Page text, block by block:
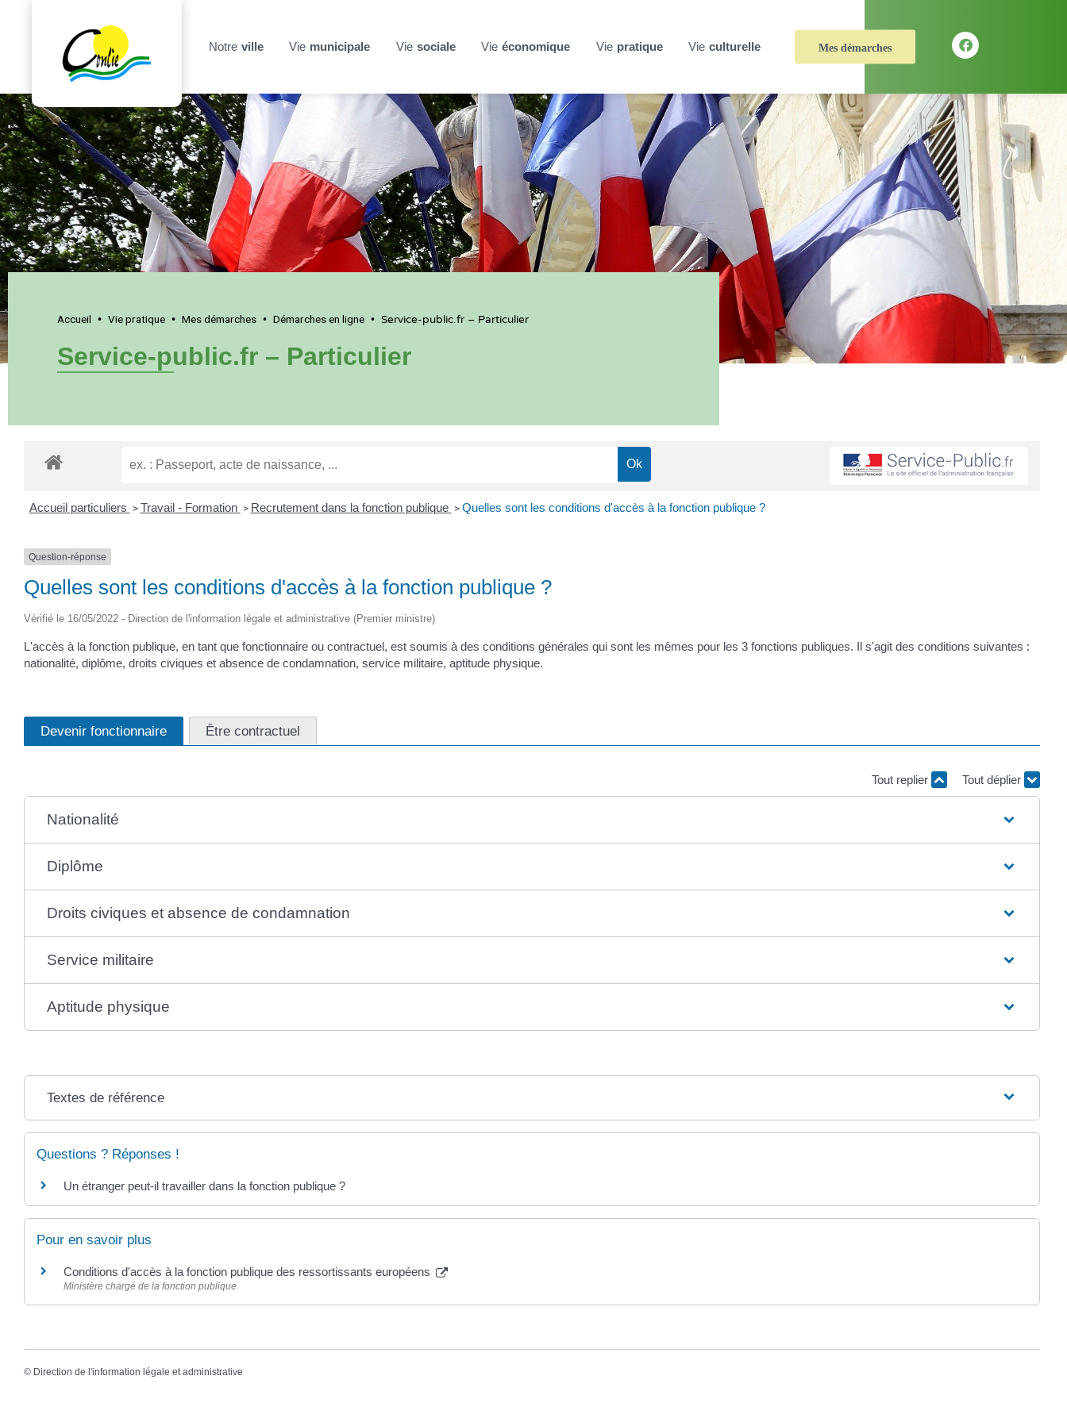
Notre ville Vie municipale Vie sociale Vie économique Vie pratique Vie culturelle Mes démarches
Accueil • Vie pratique • Mes démarches • Démarches en ligne • Service-public.fr – Particulier
Service-public.fr – Particulier
Accueil particuliers > Travail - Formation > Recrutement dans la fonction publique > Quelles sont les conditions d'accès à la fonction publique ?
Question-réponse
Quelles sont les conditions d'accès à la fonction publique ?
Vérifié le 16/05/2022 - Direction de l'information légale et administrative (Premier ministre)
L'accès à la fonction publique, en tant que fonctionnaire ou contractuel, est soumis à des conditions générales qui sont les mêmes pour les 3 fonctions publiques. Il s'agit des conditions suivantes :
nationalité, diplôme, droits civiques et absence de condamnation, service militaire, aptitude physique.
Devenir fonctionnaire Être contractuel
Tout replier Tout déplier
Nationalité
Diplôme
Droits civiques et absence de condamnation
Service militaire
Aptitude physique
Textes de référence
Questions ? Réponses !
Un étranger peut-il travailler dans la fonction publique ?
Pour en savoir plus
Conditions d'accès à la fonction publique des ressortissants européens
Ministère chargé de la fonction publique
© Direction de l'information légale et administrative